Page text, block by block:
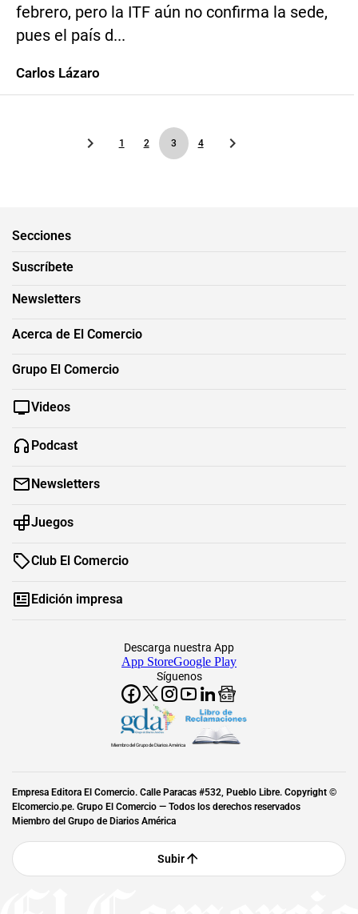
febrero, pero la ITF aún no confirma la sede,
pues el país d...
Carlos Lázaro
1 2 3 4
Secciones
Suscríbete
Newsletters
Acerca de El Comercio
Grupo El Comercio
Videos
Podcast
Newsletters
Juegos
Club El Comercio
Edición impresa
Síguenos
Descarga nuestra App
App StoreGoogle Play
Miembro del Grupo de Diarios América
Empresa Editora El Comercio. Calle Paracas #532, Pueblo Libre. Copyright ©
Elcomercio.pe. Grupo El Comercio — Todos los derechos reservados
Miembro del Grupo de Diarios América
Subir